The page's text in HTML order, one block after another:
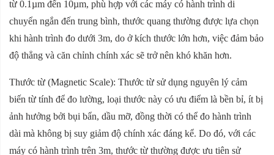
từ 0.1µm đến 10µm, phù hợp với các máy có hành trình di
chuyển ngắn đến trung bình, thước quang thường được lựa chọn
khi hành trình đo dưới 3m, do ở kích thước lớn hơn, việc đảm bảo
độ thẳng và căn chỉnh chính xác sẽ trở nên khó khăn hơn.
Thước từ (Magnetic Scale): Thước từ sử dụng nguyên lý cảm
biến từ tính để đo lường, loại thước này có ưu điểm là bền bỉ, ít bị
ảnh hưởng bởi bụi bẩn, dầu mỡ, đồng thời có thể đo hành trình
dài mà không bị suy giảm độ chính xác đáng kể. Do đó, với các
máy có hành trình trên 3m, thước từ thường được ưu tiên sử